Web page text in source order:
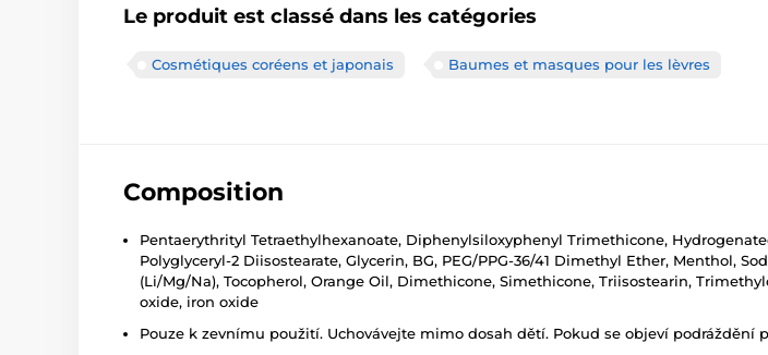
Le produit est classé dans les catégories
Cosmétiques coréens et japonais Baumes et masques pour les lèvres
Composition
Pentaerythrityl Tetraethylhexanoate, Diphenylsiloxyphenyl Trimethicone,
Polyglyceryl-2 Diisostearate, Glycerin, BG, PEG/PPG-36/41 Dimethyl Ether, Menthol,
(Li/Mg/Na), Tocopherol, Orange Oil, Dimethicone, Simethicone, Triisostearin,
oxide, iron oxide
Pouze k zevnímu použití. Uchovávejte mimo dosah dětí. Pokud se objeví podráždění